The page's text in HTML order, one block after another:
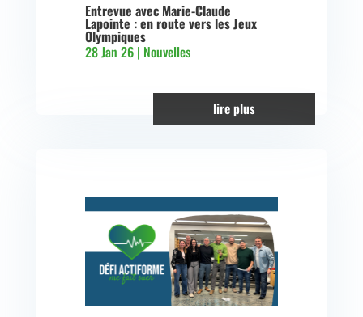
Entrevue avec Marie-Claude
Lapointe : en route vers les Jeux
Olympiques
28 Jan 26| Nouvelles
lire plus